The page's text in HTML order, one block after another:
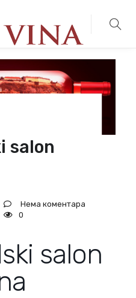
salon
Нема коментара
0
salon